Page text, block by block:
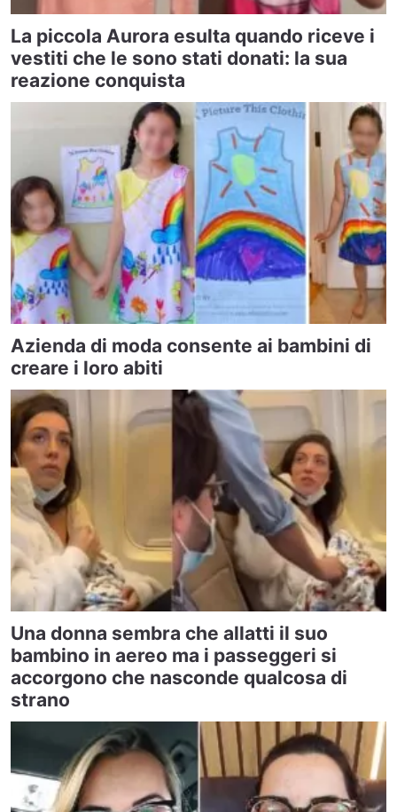
La piccola Aurora esulta quando riceve i
vestiti che le sono stati donati: la sua
reazione conquista
Azienda di moda consente ai bambini di
creare i loro abiti
Una donna sembra che allatti il suo
bambino in aereo ma i passeggeri si
accorgono che nasconde qualcosa di
strano